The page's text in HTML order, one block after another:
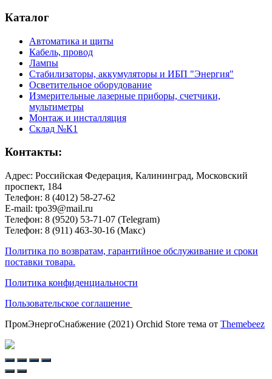
Каталог
Автоматика и щиты
Кабель, провод
Лампы
Стабилизаторы, аккумуляторы и ИБП "Энергия"
Осветительное оборудование
Измерительные лазерные приборы, счетчики,
мультиметры
Монтаж и инсталляция
Склад №К1
Контакты:
Адрес: Российская Федерация, Калининград, Московский
проспект, 184
Телефон: 8 (4012) 58-27-62
E-mail: tpo39@mail.ru
Телефон: 8 (9520) 53-71-07 (Telegram)
Телефон: 8 (911) 463-30-16 (Макс)
Политика по возвратам, гарантийное обслуживание и сроки
поставки товара.
Политика конфиденциальности
Пользовательское соглашение
ПромЭнергоСнабжение (2021) Orchid Store тема от Themebeez